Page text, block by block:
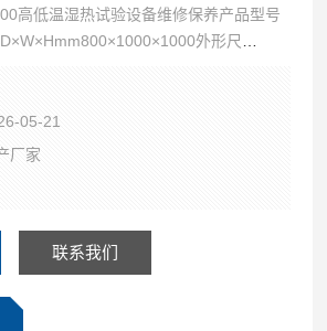
高低温湿热试验设备维修保养产品型号
外形尺
05-21
厂家
联系我们